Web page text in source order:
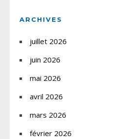
ARCHIVES
juillet 2026
juin 2026
mai 2026
avril 2026
mars 2026
février 2026